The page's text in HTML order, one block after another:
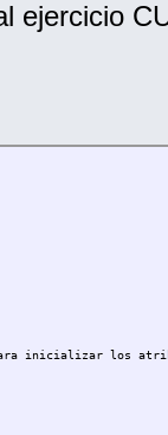
es mayor que 3, B
ejercicio
inicializar los